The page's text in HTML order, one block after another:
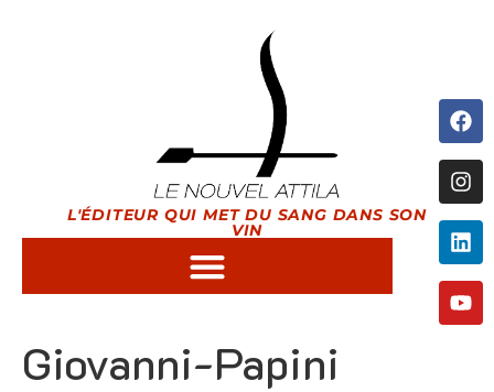
L'ÉDITEUR QUI MET DU SANG DANS SON
VIN
Giovanni-Papini